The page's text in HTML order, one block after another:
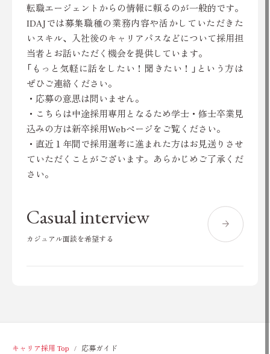
転職エージェントからの情報に頼るのが一般的です。
IDAJでは募集職種の業務内容や活かしていただきた
いスキル、入社後のキャリアパスなどについて採用担
当者とお話いただく機会を提供しています。
「もっと気軽に話をしたい！聞きたい！」という方は
ぜひご連絡ください。
・応募の意思は問いません。
・こちらは中途採用専用となるため学士・修士卒業見
込みの方は新卒採用Webページをご覧ください。
・直近１年間で採用選考に進まれた方はお見送りさせ
ていただくことがございます。あらかじめご了承くだ
さい。
カジュアル面談を希望する
Casual interview
キャリア採用 Top 応募ガイド